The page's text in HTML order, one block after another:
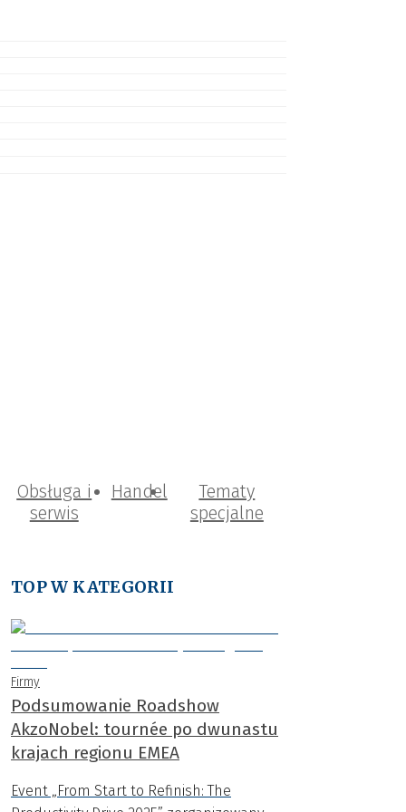
Obsługa i
serwis
Handel
Tematy
specjalne
TOP W KATEGORII
Firmy
Podsumowanie Roadshow
AkzoNobel: tournée po dwunastu
krajach regionu EMEA
Event „From Start to Refinish: The